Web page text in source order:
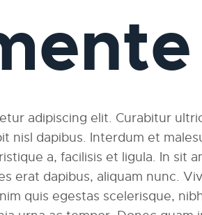
adipiscing elit. Curabitur
nisl dapibus. Interdum et
a, facilisis et ligula. In sit
erat dapibus, aliquam nunc.
quis egestas scelerisque,